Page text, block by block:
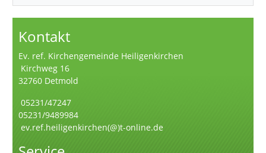
Kontakt
Ev. ref. Kirchengemeinde Heiligenkirchen
Kirchweg 16
32760 Detmold
05231/47247
05231/9489984
ev.ref.heiligenkirchen(@)t-online.de